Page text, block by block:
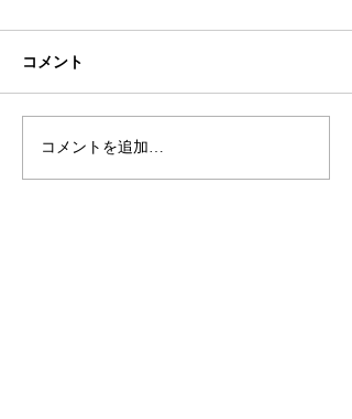
初ネイル
コメント
コメントを追加…